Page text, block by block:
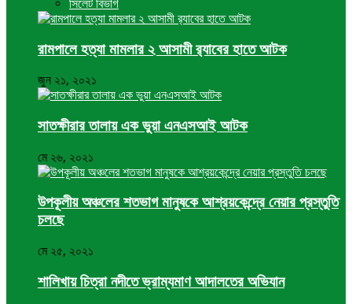
সিলেট বিভাগ
রামপালে হত্যা মামলার ২ আসামী র‍্যাবের হাতে আটক
জুন ২১, ২০২১
সাতক্ষীরার তালায় এক ভুয়া এনএসআই আটক
মে ২৬, ২০২১
উপকূলীয় অঞ্চলের শতভাগ মানুষকে আশ্রয়কেন্দ্রে নেয়ার প্রস্তুতি
চলছে
মে ২৫, ২০২১
শালিখায় চিত্রা নদীতে ভ্রাম্যমাণ আদালতের অভিযান